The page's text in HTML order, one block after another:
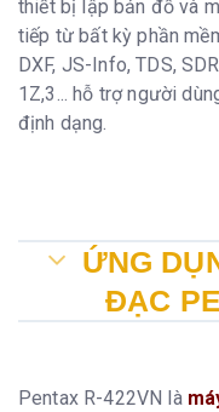
thiết bị lập bản đồ và
tiếp từ bất kỳ phần
DXF, JS-Info, TDS,
1Z,3... hỗ trợ người
định dạng.
ỨNG
ĐẠC
Pentax R-422VN là